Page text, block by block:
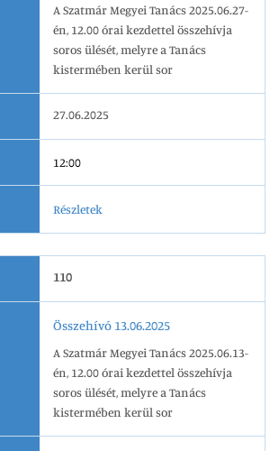
A Szatmár Megyei Tanács 2025.06.27-
én, 12.00 órai kezdettel összehívja
soros ülését, melyre a Tanács
kistermében kerül sor
27.06.2025
12:00
Részletek
110
Összehívó 13.06.2025
A Szatmár Megyei Tanács 2025.06.13-
én, 12.00 órai kezdettel összehívja
soros ülését, melyre a Tanács
kistermében kerül sor